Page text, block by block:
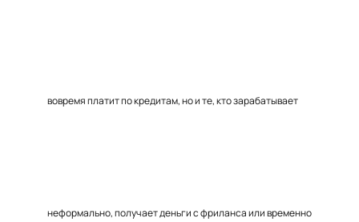
вовремя платит по кредитам, но и те, кто зарабатывает
неформально, получает деньги с фриланса или временно